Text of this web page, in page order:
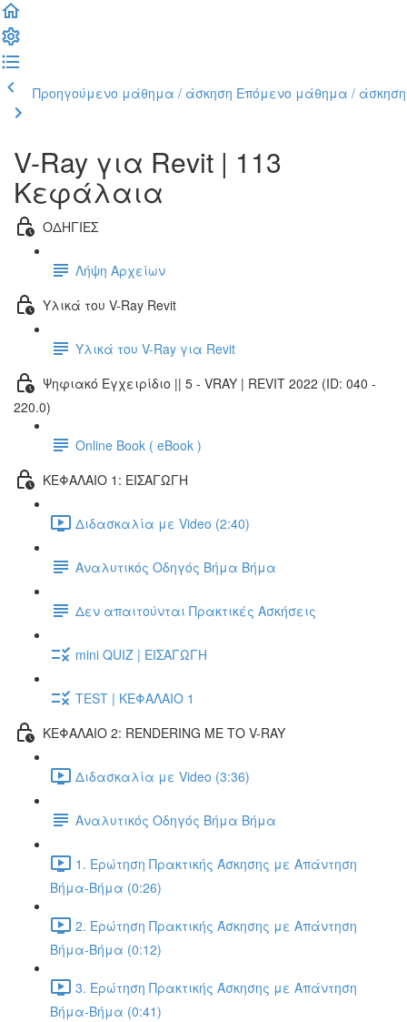
Προηγούμενο μάθημα / άσκηση Επόμενο μάθημα / άσκηση
V-Ray για Revit | 113
Κεφάλαια
ΟΔΗΓΙΕΣ
Λήψη Αρχείων
Υλικά του V-Ray Revit
Υλικά του V-Ray για Revit
Ψηφιακό Εγχειρίδιο || 5 - VRAY | REVIT 2022 (ID: 040 -
220.0)
Online Book ( eBook )
ΚΕΦΑΛΑΙΟ 1: ΕΙΣΑΓΩΓΗ
Διδασκαλία με Video (2:40)
Αναλυτικός Οδηγός Βήμα Βήμα
Δεν απαιτούνται Πρακτικές Ασκήσεις
mini QUIZ | ΕΙΣΑΓΩΓΗ
TEST | ΚΕΦΑΛΑΙΟ 1
ΚΕΦΑΛΑΙΟ 2: RENDERING ΜΕ ΤΟ V-RAY
Διδασκαλία με Video (3:36)
Αναλυτικός Οδηγός Βήμα Βήμα
1. Ερώτηση Πρακτικής Άσκησης με Απάντηση
Βήμα-Βήμα (0:26)
2. Ερώτηση Πρακτικής Άσκησης με Απάντηση
Βήμα-Βήμα (0:12)
3. Ερώτηση Πρακτικής Άσκησης με Απάντηση
Βήμα-Βήμα (0:41)